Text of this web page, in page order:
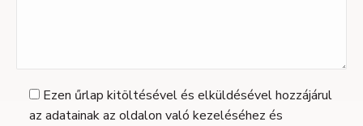
Ezen űrlap kitöltésével és elküldésével hozzájárul
az adatainak az oldalon való kezeléséhez és